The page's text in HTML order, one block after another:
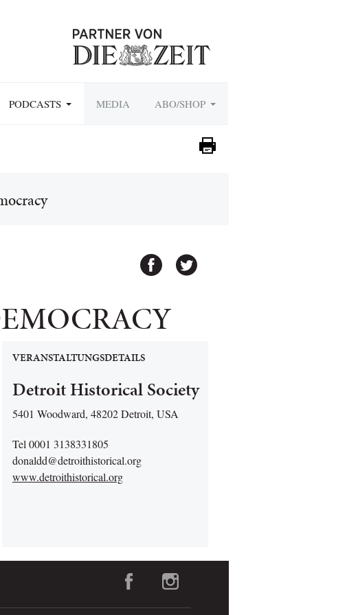
PODCASTS MEDIA ABO/SHOP
VERANSTALTUNGSDETAILS
Detroit Historical Society
5401 Woodward, 48202 Detroit, USA
Tel 0001 3138331805
donaldd@detroithistorical.org
www.detroithistorical.org